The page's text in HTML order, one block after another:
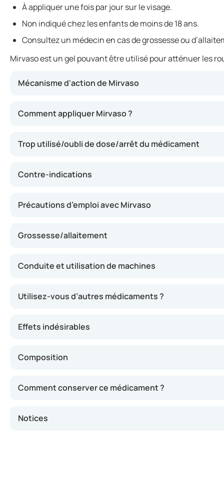
À appliquer une fois par jour sur le visage.
Non indiqué chez les enfants de moins de 18 ans.
Consultez un médecin en cas de grossesse ou
Mirvaso est un gel pouvant être utilisé pour atténuer les
Mécanisme d'action de Mirvaso
Comment appliquer Mirvaso ?
Trop utilisé/oubli de dose/arrêt du médicament
Contre-indications
Précautions d’emploi avec Mirvaso
Grossesse/allaitement
Conduite et utilisation de machines
Utilisez-vous d’autres médicaments ?
Effets indésirables
Composition
Comment conserver ce médicament ?
Notices